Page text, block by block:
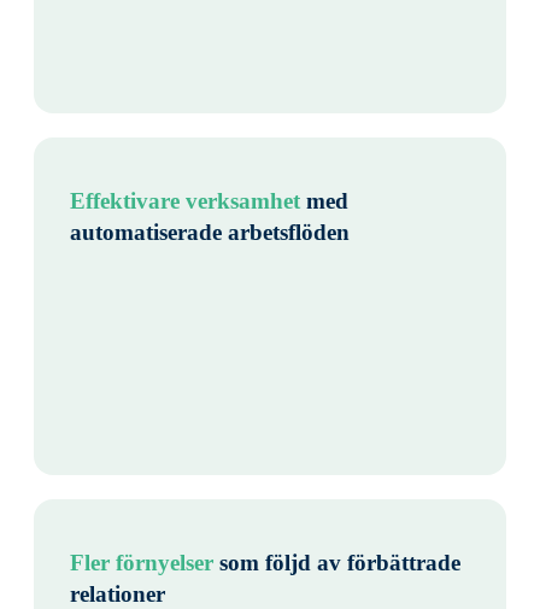
Effektivare verksamhet med
automatiserade arbetsflöden
Fler förnyelser som följd av förbättrade
relationer